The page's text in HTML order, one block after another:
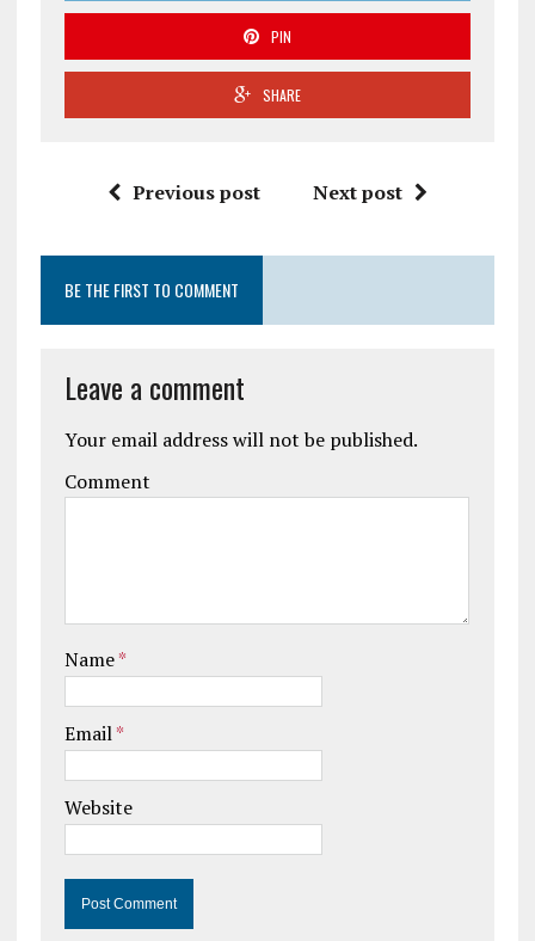
PIN
SHARE
Previous post Next post
BE THE FIRST TO COMMENT
Leave a comment
Your email address will not be published.
Comment
Name*
Email*
Website